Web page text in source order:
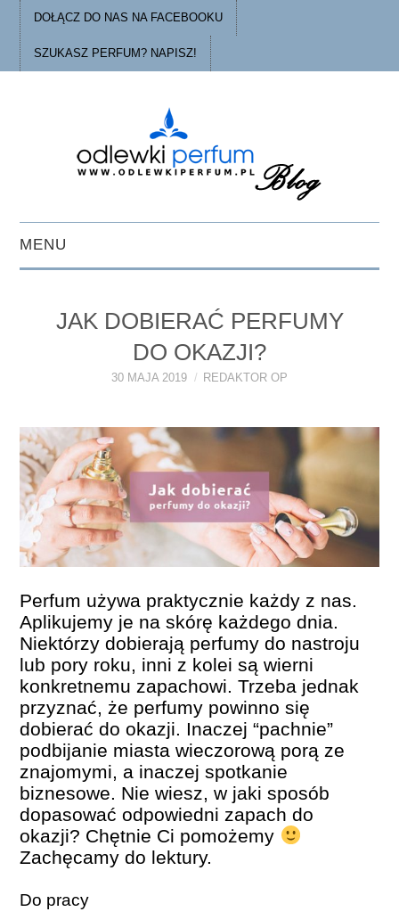
DOŁĄCZ DO NAS NA FACEBOOKU
SZUKASZ PERFUM? NAPISZ!
MENU
PORADY
O ODLEWKACH
PERFUMY FAQ
A TO CIEKAWE!
SKLEP
JAK DOBIERAĆ PERFUMY
DO OKAZJI?
30 MAJA 2019 REDAKTOR OP
Perfum używa praktycznie każdy z nas.
Aplikujemy je na skórę każdego dnia.
Niektórzy dobierają perfumy do nastroju
lub pory roku, inni z kolei są wierni
konkretnemu zapachowi. Trzeba jednak
przyznać, że perfumy powinno się
dobierać do okazji. Inaczej “pachnie”
podbijanie miasta wieczorową porą ze
znajomymi, a inaczej spotkanie
biznesowe. Nie wiesz, w jaki sposób
dopasować odpowiedni zapach do
okazji? Chętnie Ci pomożemy
Zachęcamy do lektury.
Do pracy